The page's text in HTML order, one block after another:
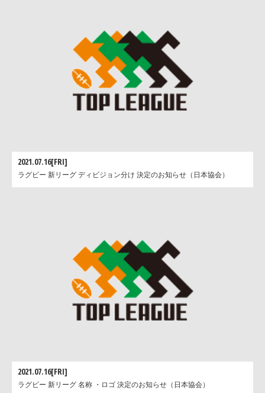
2021.07.16[FRI]
ラグビー 新リーグ ディビジョン分け 決定のお知らせ（日本協会）
2021.07.16[FRI]
ラグビー 新リーグ 名称 ・ロゴ 決定のお知らせ（日本協会）